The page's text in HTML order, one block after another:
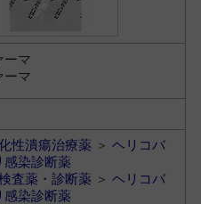
ーマ
ーマ
性潰瘍治療薬 ＞ヘリコバ
感染診断薬
査薬・診断薬 ＞ヘリコバ
感染診断薬